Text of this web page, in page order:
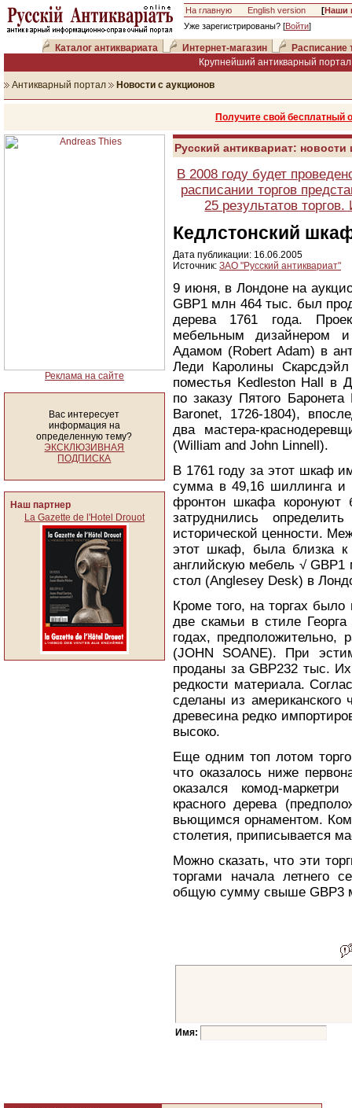
На главную English version [Наши
Уже зарегистрированы? [Войти]
Каталог антиквариата Интернет-магазин
Расписание
Крупнейший антикварный
Антикварный портал Новости с аукционов
Получите свой
Реклама на сайте
Вас интересует
информация на
определенную тему?
ЭКСКЛЮЗИВНАЯ
ПОДПИСКА
Наш партнер
La Gazette de l'Hotel Drouot
Русский антиквариат:
В 2008 году будет
расписании торгов
25 результатов
Кедлстонский
Дата публикации: 16.06.2005
Источник: ЗАО "Русский антиквариат"
9 июня, в Лондоне на
GBP1 млн 464 тыс. был
дерева 1761 года.
мебельным дизайнером
Адамом (Robert Adam) в
Леди Каролины
поместья Kedleston Hall в
по заказу Пятого
Baronet, 1726-1804),
два мастера-
(William and John Linnell).
В 1761 году за этот шкаф
сумма в 49,16 шиллинга и
фронтон шкафа коронуют
затруднились
исторической ценности.
этот шкаф, была близка к
английскую мебель √
стол (Anglesey Desk) в
Кроме того, на торгах
две скамьи в стиле
годах, предположительно,
(JOHN SOANE). При
проданы за GBP232 тыс.
редкости материала.
сделаны из американского
древесина редко
высоко.
Еще одним топ лотом
что оказалось ниже
оказался комод-
красного дерева
вьющимся орнаментом.
столетия, приписывается
Можно сказать, что эти
торгами начала летнего
общую сумму свыше GBP3
Имя: